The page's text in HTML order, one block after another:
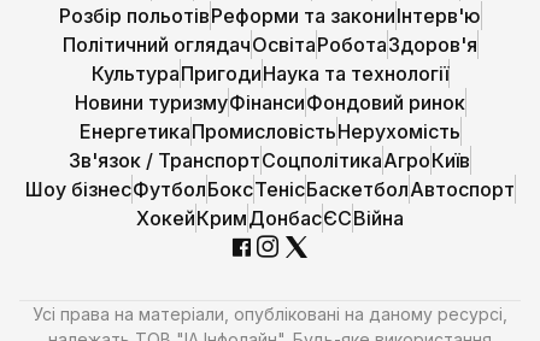
Розбір польотівРеформи та закониІнтерв'ю
Політичний оглядачОсвітаРоботаЗдоров'я
КультураПригодиНаука та технології
Новини туризмуФінансиФондовий ринок
ЕнергетикаПромисловістьНерухомість
Зв'язок / ТранспортСоцполітикаАгроКиїв
Шоу бізнесФутболБоксТенісБаскетболАвтоспорт
ХокейКримДонбасЄСВійна
Усі права на матеріали, опубліковані на даному ресурсі,